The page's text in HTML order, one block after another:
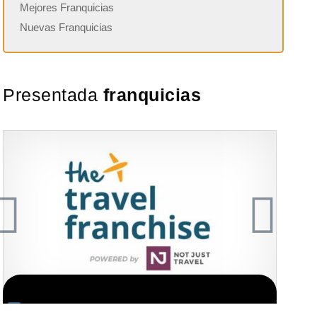
Mejores Franquicias
Nuevas Franquicias
Presentada franquicias